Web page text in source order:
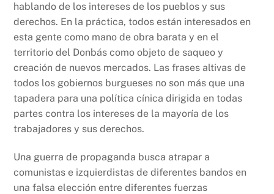
hablando de los intereses de los pueblos y sus
derechos. En la práctica, todos están interesados en
esta gente como mano de obra barata y en el
territorio del Donbás como objeto de saqueo y
creación de nuevos mercados. Las frases altivas de
todos los gobiernos burgueses no son más que una
tapadera para una política cínica dirigida en todas
partes contra los intereses de la mayoría de los
trabajadores y sus derechos.
Una guerra de propaganda busca atrapar a
comunistas e izquierdistas de diferentes bandos en
una falsa elección entre diferentes fuerzas